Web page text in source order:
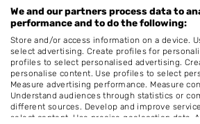
Nieuw in
We and our partners process data to
performance and to do the following:
Store and/or access information on a device.
select advertising. Create profiles for
profiles to select personalised advertising.
personalise content. Use profiles to select
Measure advertising performance. Measure
Understand audiences through statistics or
different sources. Develop and improve
select content. Use precise geolocation data.